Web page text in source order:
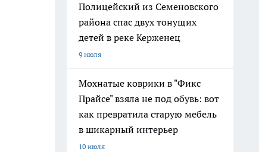
Полицейский из Семеновского
района спас двух тонущих
детей в реке Керженец
9 июля
Мохнатые коврики в "Фикс
Прайсе" взяла не под обувь: вот
как превратила старую мебель
в шикарный интерьер
10 июля